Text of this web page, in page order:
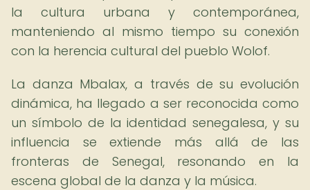
la cultura urbana y contemporánea,
manteniendo al mismo tiempo su conexión
con la herencia cultural del pueblo Wolof.
La danza Mbalax, a través de su evolución
dinámica, ha llegado a ser reconocida como
un símbolo de la identidad senegalesa, y su
influencia se extiende más allá de las
fronteras de Senegal, resonando en la
escena global de la danza y la música.